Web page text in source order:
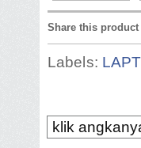
Share this product
Labels:
klik